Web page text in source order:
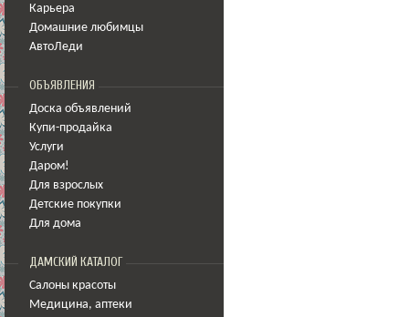
Карьера
Домашние любимцы
АвтоЛеди
ОБЪЯВЛЕНИЯ
Доска объявлений
Купи-продайка
Услуги
Даром!
Для взрослых
Детские покупки
Для дома
ДАМСКИЙ КАТАЛОГ
Салоны красоты
Медицина, аптеки